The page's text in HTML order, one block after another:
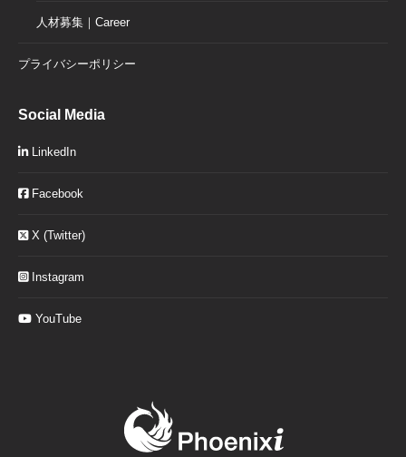
人材募集｜Career
プライバシーポリシー
Social Media
LinkedIn
Facebook
X (Twitter)
Instagram
YouTube